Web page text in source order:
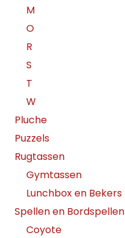
M
O
R
S
T
W
Pluche
Puzzels
Rugtassen
Gymtassen
Lunchbox en Bekers
Spellen en Bordspellen
Coyote